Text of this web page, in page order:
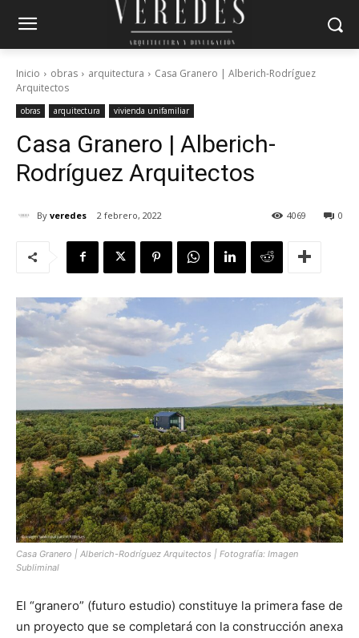
Inicio obras arquitectura
Casa Granero | Alberich-Rodríguez
Arquitectos
obras arquitectura vivienda unifamiliar
Casa Granero | Alberich-
Rodríguez Arquitectos
By veredes 2 febrero, 2022 0
4069
Casa Granero | Alberich-Rodríguez Arquitectos | Fotografía: Imagen
Subliminal
El “granero” (futuro estudio) constituye la primera fase de
un proyecto que se completará con la construcción anexa